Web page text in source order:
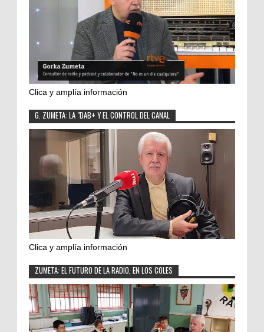
Clica y amplía información
G. ZUMETA: LA "DAB+ Y EL CONTROL DEL CANAL
Clica y amplía información
ZUMETA: EL FUTURO DE LA RADIO, EN LOS COLES